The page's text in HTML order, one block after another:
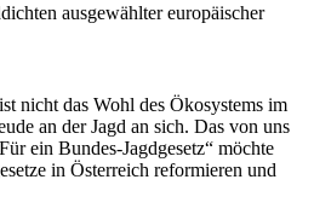
nicht das Wohl des Ökosystems im
an der Jagd an sich. Das von uns
ein Bundes-Jagdgesetz“ möchte
in Österreich reformieren und